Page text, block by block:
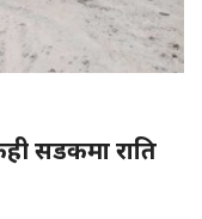
सडकमा राति